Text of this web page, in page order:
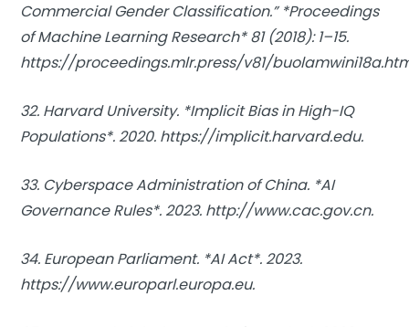
Commercial Gender Classification.” *Proceedings
of Machine Learning Research* 81 (2018): 1–15.
https://proceedings.mlr.press/v81/
32. Harvard University. *Implicit Bias in High-IQ
Populations*. 2020. https://implicit.harvard.edu.
33. Cyberspace Administration of China. *AI
Governance Rules*. 2023. http://www.cac.gov.cn.
34. European Parliament. *AI Act*. 2023.
https://www.europarl.europa.eu.